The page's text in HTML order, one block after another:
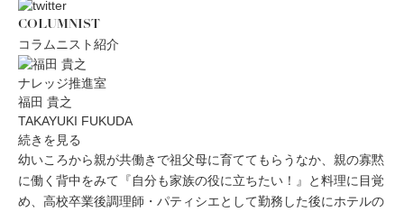
COLUMNIST
コラムニスト紹介
ナレッジ推進室
福田 貴之
TAKAYUKI FUKUDA
続きを見る
幼いころから親が共働きで祖父母に育ててもらうなか、親の寡黙
に働く背中をみて『自分も家族の役に立ちたい！』と料理に目覚
め、高校卒業後調理師・パティシエとして勤務した後にホテルの